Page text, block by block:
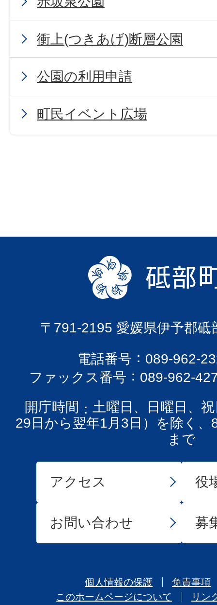
衝上(つきあげ)断層公園
公園の利用申請
町民イベント広場
〒791-2195 愛媛県伊予郡砥
電話番号
089-962-
ファックス番号
089-962-
開庁時間
土曜日、日曜日、
29日から翌年1月3日）を除く、
まで
アクセス 役
お問い合わせ 募
個人情報の保護
免責事項
このホームページについて
リン